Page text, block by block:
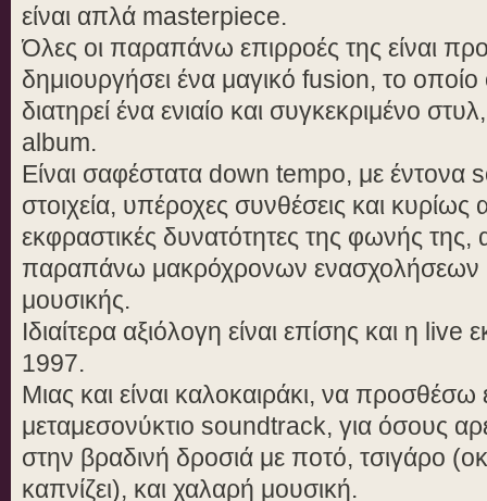
είναι απλά masterpiece.
Όλες οι παραπάνω επιρροές της είναι
δημιουργήσει ένα μαγικό fusion, το
διατηρεί ένα ενιαίο και συγκεκριμένο
album.
Είναι σαφέστατα down tempo, με έντονα
στοιχεία, υπέροχες συνθέσεις και κυρίως
εκφραστικές δυνατότητες της φωνής
παραπάνω μακρόχρονων ενασχολήσεων
μουσικής.
Ιδιαίτερα αξιόλογη είναι επίσης και η
1997.
Μιας και είναι καλοκαιράκι, να προσθέσω
μεταμεσονύκτιο soundtrack, για όσους
στην βραδινή δροσιά με ποτό, τσιγάρο
καπνίζει), και χαλαρή μουσική.